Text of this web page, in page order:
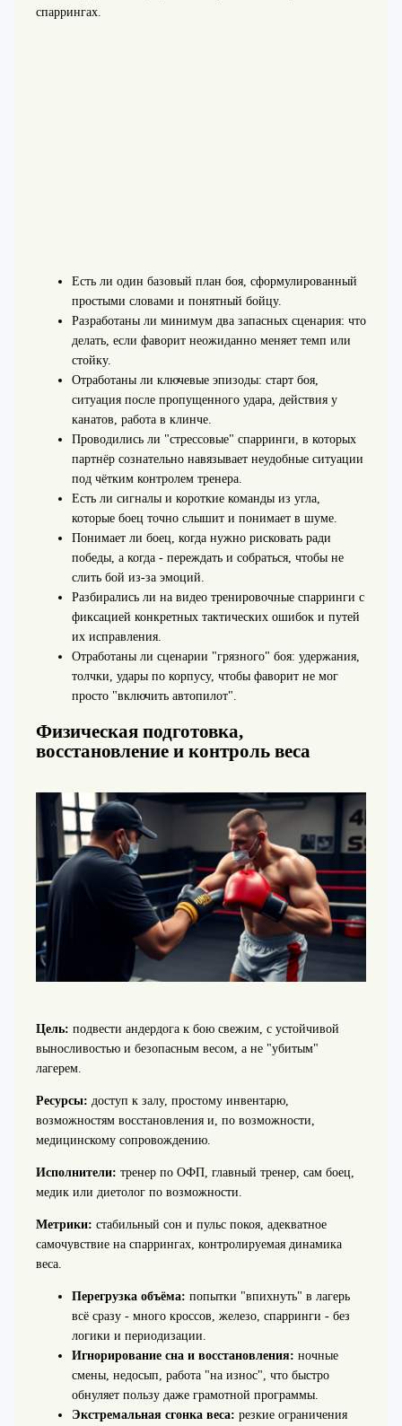
спаррингах.
Есть ли один базовый план боя, сформулированный
простыми словами и понятный бойцу.
Разработаны ли минимум два запасных сценария: что
делать, если фаворит неожиданно меняет темп или
стойку.
Отработаны ли ключевые эпизоды: старт боя,
ситуация после пропущенного удара, действия у
канатов, работа в клинче.
Проводились ли "стрессовые" спарринги, в которых
партнёр сознательно навязывает неудобные ситуации
под чётким контролем тренера.
Есть ли сигналы и короткие команды из угла,
которые боец точно слышит и понимает в шуме.
Понимает ли боец, когда нужно рисковать ради
победы, а когда - переждать и собраться, чтобы не
слить бой из‑за эмоций.
Разбирались ли на видео тренировочные спарринги с
фиксацией конкретных тактических ошибок и путей
их исправления.
Отработаны ли сценарии "грязного" боя: удержания,
толчки, удары по корпусу, чтобы фаворит не мог
просто "включить автопилот".
Физическая подготовка,
восстановление и контроль веса
Цель: подвести андердога к бою свежим, с устойчивой
выносливостью и безопасным весом, а не "убитым"
лагерем.
Ресурсы: доступ к залу, простому инвентарю,
возможностям восстановления и, по возможности,
медицинскому сопровождению.
Исполнители: тренер по ОФП, главный тренер, сам боец,
медик или диетолог по возможности.
Метрики: стабильный сон и пульс покоя, адекватное
самочувствие на спаррингах, контролируемая динамика
веса.
Перегрузка объёма: попытки "впихнуть" в лагерь
всё сразу - много кроссов, железо, спарринги - без
логики и периодизации.
Игнорирование сна и восстановления: ночные
смены, недосып, работа "на износ", что быстро
обнуляет пользу даже грамотной программы.
Экстремальная сгонка веса: резкие ограничения